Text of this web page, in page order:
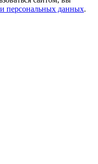
персональных данных.